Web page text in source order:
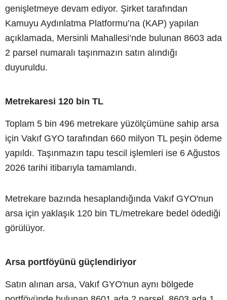
genişletmeye devam ediyor. Şirket tarafından
Kamuyu Aydınlatma Platformu’na (KAP) yapılan
açıklamada, Mersinli Mahallesi’nde bulunan 8603 ada
2 parsel numaralı taşınmazın satın alındığı
duyuruldu.
Metrekaresi 120 bin TL
Toplam 5 bin 496 metrekare yüzölçümüne sahip arsa
için Vakıf GYO tarafından 660 milyon TL peşin ödeme
yapıldı. Taşınmazın tapu tescil işlemleri ise 6 Ağustos
2026 tarihi itibarıyla tamamlandı.
Metrekare bazında hesaplandığında Vakıf GYO'nun
arsa için yaklaşık 120 bin TL/metrekare bedel ödediği
görülüyor.
Arsa portföyünü güçlendiriyor
Satın alınan arsa, Vakıf GYO'nun aynı bölgede